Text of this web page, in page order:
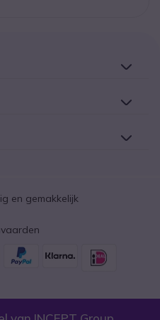
en gemakkelijk